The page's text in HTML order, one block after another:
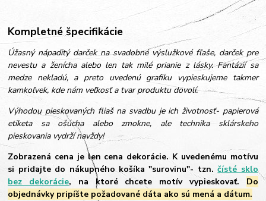
Kompletné špecifikácie
Úžasný nápaditý darček na svadobné výslužkové fľaše, darček pre
nevestu a ženícha alebo len tak milé prianie z lásky. Fantázií sa
medze nekladú, a preto uvedenú grafiku vypieskujeme takmer
kamkoľvek, kde nám veľkosť a tvar produktu dovolí.
Výhodou pieskovaných fliaš na svadbu je ich životnosť- papierová
etiketa sa ošúcha alebo zmokne, ale technika sklárskeho
pieskovania vydrží navždy!
Zobrazená cena je len cena dekorácie. K uvedenému motívu
si pridajte do nákupného košíka "surovinu"- tzn.čísté sklo
bez dekorácie, na ktoré chcete motív vypieskovať. Do
objednávky pripíšte požadované dáta ako sú mená a dátum.